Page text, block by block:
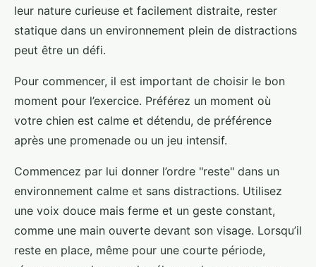
leur nature curieuse et facilement distraite, rester
statique dans un environnement plein de distractions
peut être un défi.
Pour commencer, il est important de choisir le bon
moment pour l’exercice. Préférez un moment où
votre chien est calme et détendu, de préférence
après une promenade ou un jeu intensif.
Commencez par lui donner l’ordre "reste" dans un
environnement calme et sans distractions. Utilisez
une voix douce mais ferme et un geste constant,
comme une main ouverte devant son visage. Lorsqu’il
reste en place, même pour une courte période,